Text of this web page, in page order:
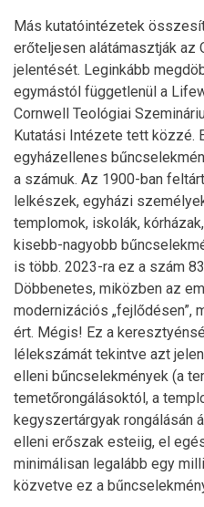
Más kutatóintézetek
erőteljesen alátámasztják az
jelentését. Leginkább
egymástól függetlenül a
Cornwell Teológiai
Kutatási Intézete tett közzé.
egyházellenes
a számuk. Az 1900-ban
lelkészek, egyházi
templomok, iskolák,
kisebb-nagyobb
is több. 2023-ra ez a szám
Döbbenetes, miközben az
modernizációs „fejlődésen”,
ért. Mégis! Ez a
lélekszámát tekintve azt
elleni bűncselekmények (a
temetőrongálásoktól, a
kegyszertárgyak rongálásán
elleni erőszak esteiig, el
minimálisan legalább egy
közvetve ez a